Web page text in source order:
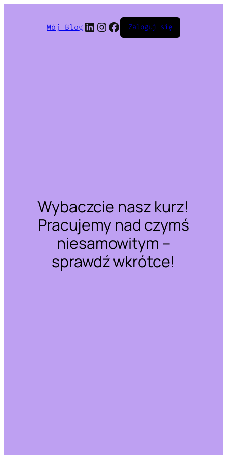
Mój Blog LinkedIn
Instagram
Facebook
Zaloguj się
Wybaczcie nasz kurz!
Pracujemy nad czymś
niesamowitym –
sprawdź wkrótce!